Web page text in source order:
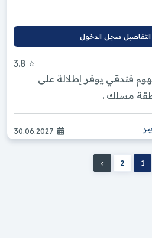
سجل الدخول
⭐ 3.8
فندقي يوفر إطلالة على
مسلك .
30.06.2027
1
2
›